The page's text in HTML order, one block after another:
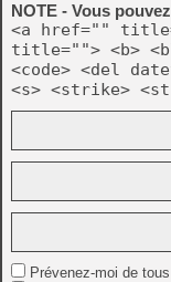
NOTE - Vous
<a href=""
title=""> <b>
<code> <del
<s> <strike>
Prévenez-moi de